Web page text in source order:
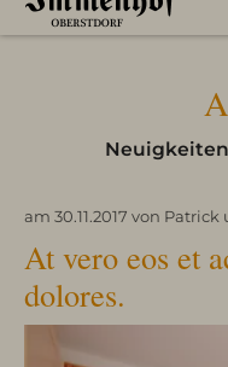
2
Zimmer
Ferienwohnungen
Freizeit
Service
am 30.11.2017 von Patrick
At vero eos et
dolores.